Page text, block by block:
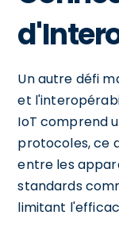
Un autre défi
et
IoT comprend
protocoles, ce
entre les
standards
limitant